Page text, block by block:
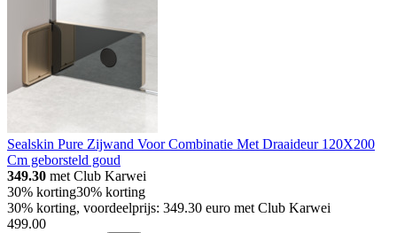
Sealskin Pure Zijwand Voor Combinatie Met Draaideur 120X200
Cm geborsteld goud
349.30 met Club Karwei
30% korting30% korting
30% korting, voordeelprijs: 349.30 euro met Club Karwei
499.00